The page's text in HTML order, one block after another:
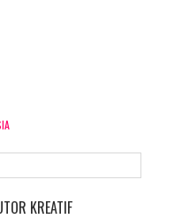
KREATIF